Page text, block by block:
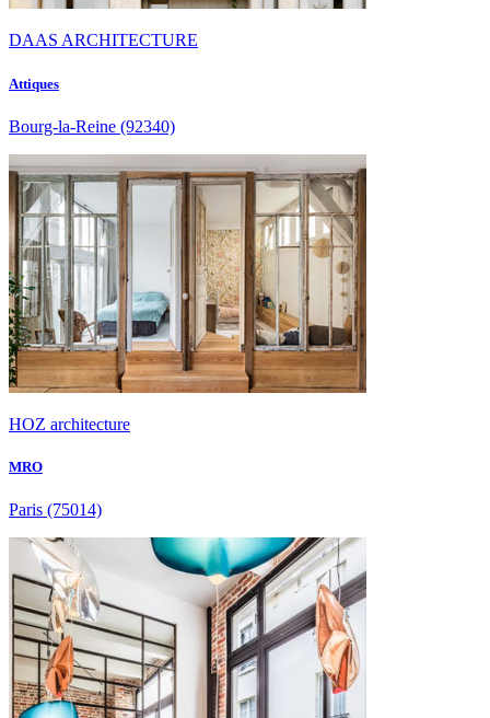
DAAS ARCHITECTURE
Attiques
Bourg-la-Reine (92340)
HOZ architecture
MRO
Paris (75014)